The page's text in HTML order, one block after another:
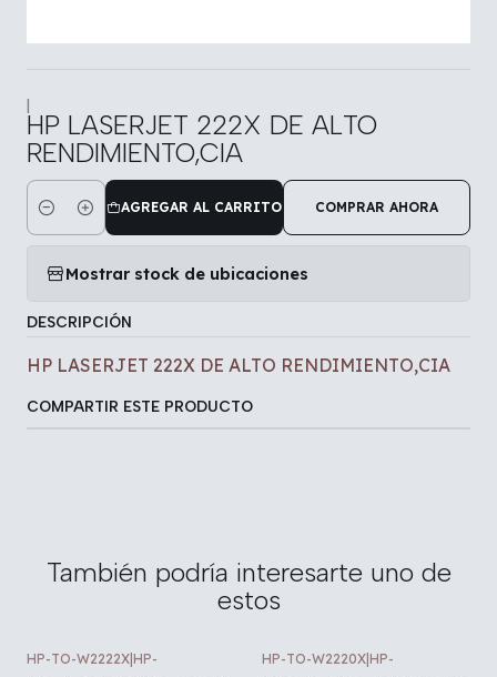
|
HP LASERJET 222X DE ALTO
RENDIMIENTO,CIA
Cantidad
AGREGAR AL CARRITO COMPRAR AHORA
Mostrar stock de ubicaciones
DESCRIPCIÓN
HP LASERJET 222X DE ALTO RENDIMIENTO,CIA
COMPARTIR ESTE PRODUCTO
También podría interesarte uno de
estos
HP-TO-W2222X HP- HP-TO-W2220X HP-